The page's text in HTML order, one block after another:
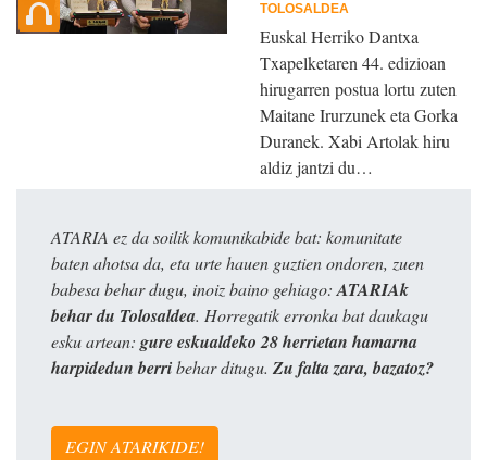
TOLOSALDEA
Euskal Herriko Dantxa
Txapelketaren 44. edizioan
hirugarren postua lortu zuten
Maitane Irurzunek eta Gorka
Duranek. Xabi Artolak hiru
aldiz jantzi du…
ATARIA ez da soilik komunikabide bat: komunitate
baten ahotsa da, eta urte hauen guztien ondoren, zuen
babesa behar dugu, inoiz baino gehiago: ATARIAk
behar du Tolosaldea. Horregatik erronka bat daukagu
esku artean: gure eskualdeko 28 herrietan hamarna
harpidedun berribehar ditugu. Zu falta zara, bazatoz?
EGIN ATARIKIDE!